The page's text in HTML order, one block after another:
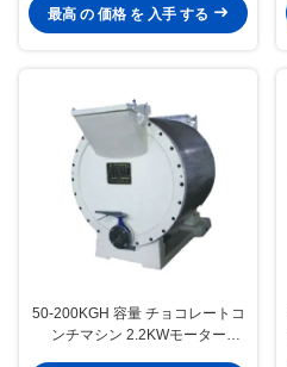
ートコンシェ・ミックス装置
最高 の 価格 を 入手 する
50-200KGH 容量 チョコレートコ
ンチマシン 2.2KWモーター